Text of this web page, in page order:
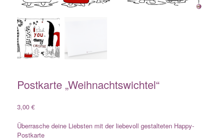
Postkarte „Weihnachtswichtel“
3,00 €
Überrasche deine Liebsten mit der liebevoll gestalteten Happy-
Postkarte